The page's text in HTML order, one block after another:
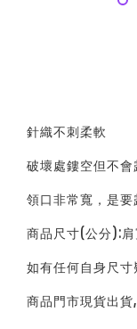
針織不刺柔軟
破壞處鏤空但不會
領口非常寬，是
商品尺寸(公分):
如有任何自身尺寸
商品門市現貨出